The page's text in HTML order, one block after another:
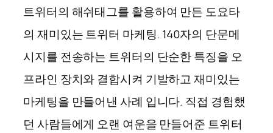
트위터의 해쉬태그를 활용하여 만든 도요타
의 재미있는 트위터 마케팅. 140자의 단문메
시지를 전송하는 트위터의 단순한 특징을 오
프라인 장치와 결합시켜 기발하고 재미있는
마케팅을 만들어낸 사례 입니다. 직접 경험했
던 사람들에게 오랜 여운을 만들어준 트위터